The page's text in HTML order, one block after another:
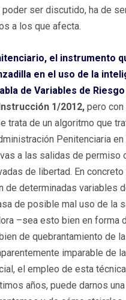
ser discutido, ha de
a los que afecta.
el instrumento
en el uso de la
de Variables de
1/2012, pero con
trata de un algoritmo que
Penitenciaria
a las salidas de permiso
de libertad. En concreto
de determinadas variables
de posible mal uso de la
–sea esto bien en forma
de quebrantamiento de
imparable de la
el empleo de esta
años, puede darnos